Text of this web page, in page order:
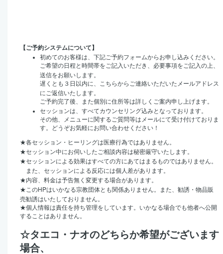
【ご予約システムについて】
初めてのお客様は、下記ご予約フォームからお申し込みください。
ご希望の日程と時間帯をご記入いただき、必要事項をご記入の上、
送信をお願いします。
遅くとも３日以内に、こちらからご連絡いただいたメールアドレス
にご返信いたします。
ご予約完了後、また個別に住所等は詳しくご案内申し上げます。
セッションは、すべてカウンセリング込みとなっております。
その他、メニューに関するご質問等はメールにて受け付けておりま
す。どうぞお気軽にお問い合わせください！
★各セッション・ヒーリングは医療行為ではありません。
★セッション中にお伺いしたご相談内容は秘密厳守いたします。
★セッションによる効果はすべての方にあてはまるものではありません。
また、セッションによる反応には個人差があります。
★内容、料金は予告無く変更する場合があります。
★このHPはいかなる宗教団体とも関係ありません。また、勧誘・物品販
売勧誘はいたしておりません。
★個人情報は責任を持ち管理をしています。いかなる場合でも他者へ公開
することはありません。
☆タエコ・ナオのどちらか希望がございます
場合、